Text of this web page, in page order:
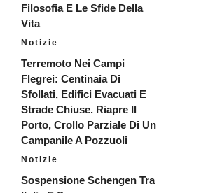
Filosofia E Le Sfide Della
Vita
Notizie
Terremoto Nei Campi
Flegrei: Centinaia Di
Sfollati, Edifici Evacuati E
Strade Chiuse. Riapre Il
Porto, Crollo Parziale Di Un
Campanile A Pozzuoli
Notizie
Sospensione Schengen Tra